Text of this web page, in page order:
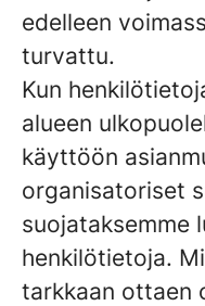
edelleen
turvattu.
Kun
alueen
käyttöön
organisatoriset
suojataksemme
henkilötietoja.
tarkkaan ottaen